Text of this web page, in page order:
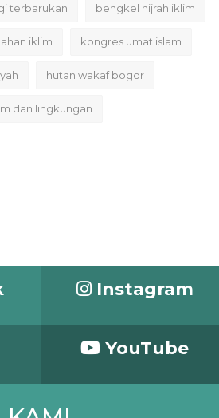
terbarukan bengkel hijrah iklim
iklim kongres umat islam
hutan wakaf bogor
dan lingkungan
Instagram
YouTube